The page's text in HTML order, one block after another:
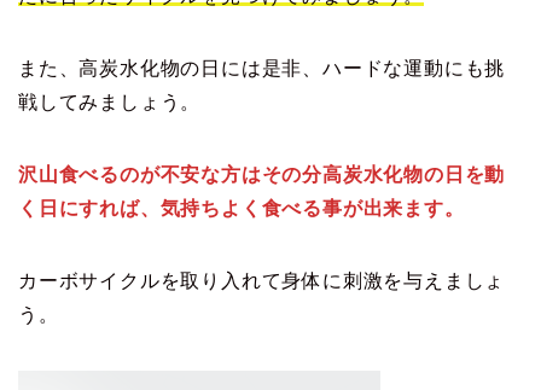
また、高炭水化物の日には是非、ハードな運動にも挑
戦してみましょう。
沢山食べるのが不安な方はその分高炭水化物の日を動
く日にすれば、気持ちよく食べる事が出来ます。
カーボサイクルを取り入れて身体に刺激を与えましょ
う。